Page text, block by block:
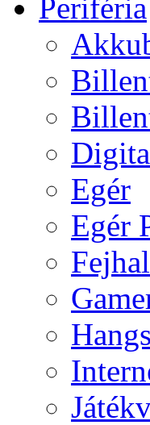
Periféria
Egér
Egér